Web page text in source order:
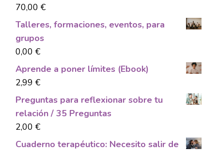
70,00 €
Talleres, formaciones, eventos, para
grupos
0,00 €
Aprende a poner límites (Ebook)
2,99 €
Preguntas para reflexionar sobre tu
relación / 35 Preguntas
2,00 €
Cuaderno terapéutico: Necesito salir de